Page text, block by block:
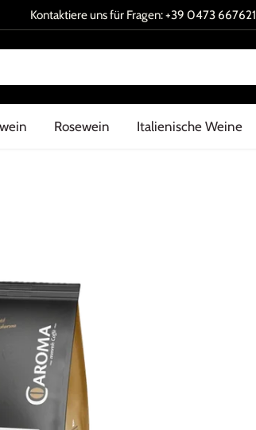
Kontaktiere uns für Fragen:+39 0473 667621
Rosewein Italienische Weine